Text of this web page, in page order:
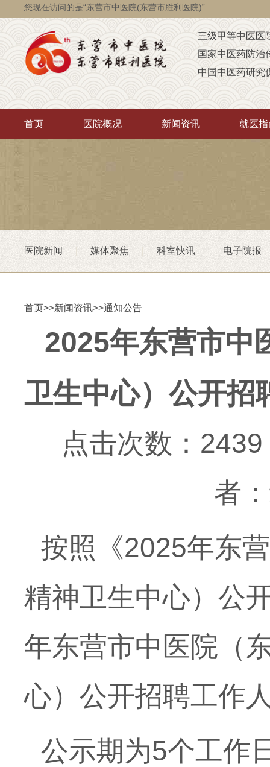
您现在访问的是“东营市中医院(东营市胜利医院)”
三级甲等中医医
国家中医药防治
中国中医药研究
省级智障儿童康
山东省AAA级定
首页 医院概况 新闻资讯 就医
医院新闻 媒体聚焦 科室快讯 电子院报
首页>>新闻资讯>>通知公告
2025年东营市中
卫生中心）公开招
点击次数：
者
按照《2025年东
精神卫生中心）公
年东营市中医院（
心）公开招聘工作
公示期为5个工作